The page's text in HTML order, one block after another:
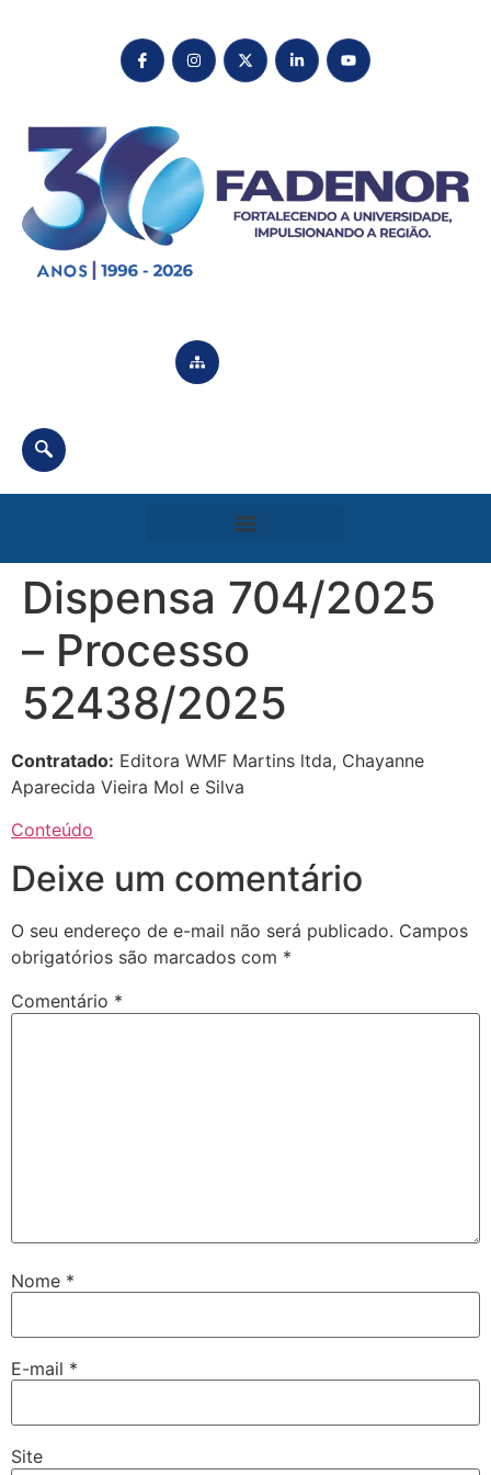
Dispensa 704/2025
– Processo
52438/2025
Contratado: Editora WMF Martins ltda, Chayanne
Aparecida Vieira Mol e Silva
Conteúdo
Deixe um comentário
O seu endereço de e-mail não será publicado. Campos
obrigatórios são marcados com *
Comentário *
Nome *
E-mail *
Site